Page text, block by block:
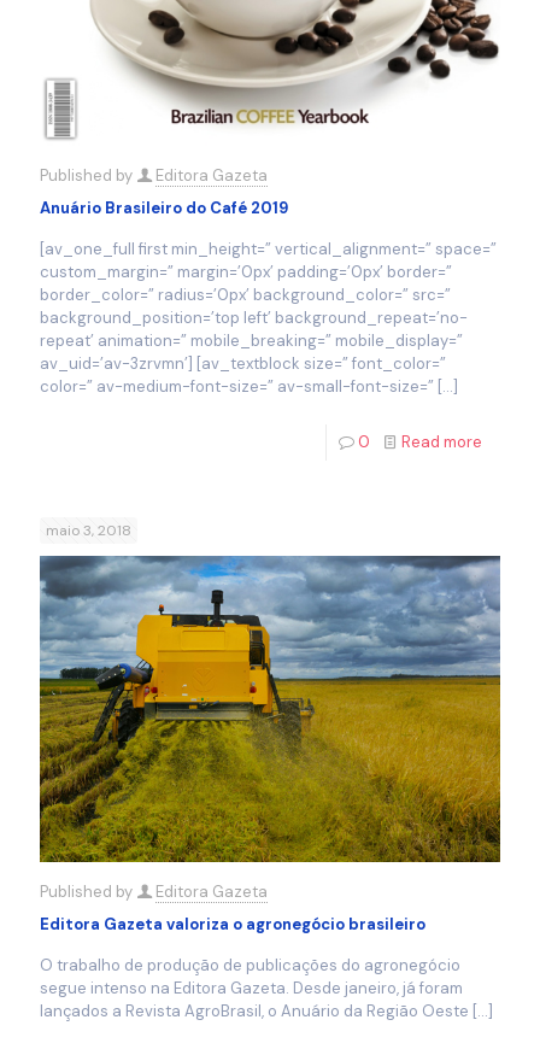
Published by
Editora Gazeta
Anuário Brasileiro do Café 2019
[av_one_full first min_height=” vertical_alignment=” space=”
custom_margin=” margin=’0px’ padding=’0px’ border=”
border_color=” radius=’0px’ background_color=” src=”
background_position=’top left’ background_repeat=’no-
repeat’ animation=” mobile_breaking=” mobile_display=”
av_uid=’av-3zrvmn’] [av_textblock size=” font_color=”
color=” av-medium-font-size=” av-small-font-size=” […]
0 Read more
maio 3, 2018
Published by
Editora Gazeta
Editora Gazeta valoriza o agronegócio brasileiro
O trabalho de produção de publicações do agronegócio
segue intenso na Editora Gazeta. Desde janeiro, já foram
lançados a Revista AgroBrasil, o Anuário da Região Oeste […]